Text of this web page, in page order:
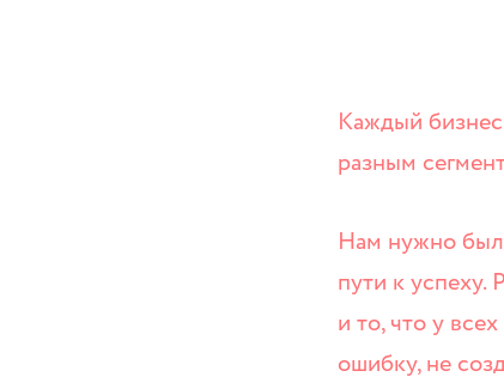
Каждый
разным
Нам нужно
пути к успеху.
и то, что у
ошибку, не